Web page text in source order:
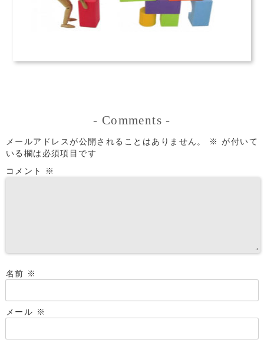
- Comments -
メールアドレスが公開されることはありません。 ※ が付いて
いる欄は必須項目です
コメント
※
名前 ※
メール ※